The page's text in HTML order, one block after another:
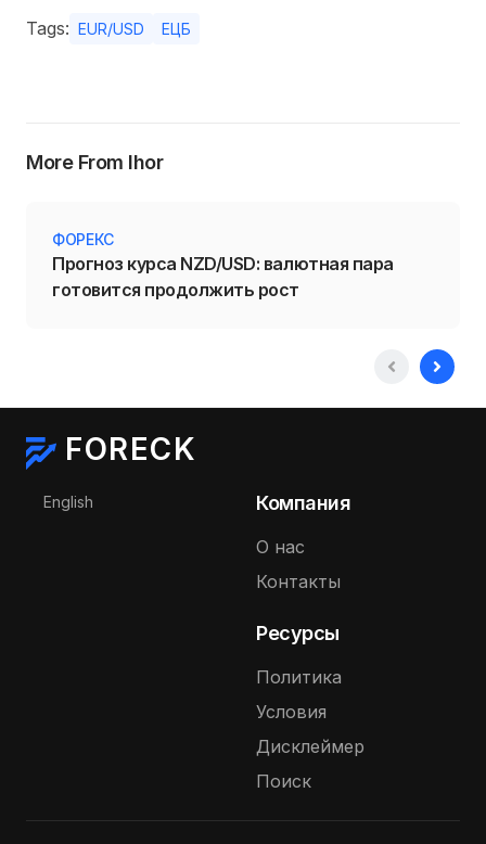
Tags: EUR/USD ЕЦБ
More From Ihor
ФОРЕКС
Прогноз курса NZD/USD: валютная пара
готовится продолжить рост
FORECK
Выберите язык
English Компания
О нас
Контакты
Ресурсы
Политика
Условия
Дисклеймер
Поиск